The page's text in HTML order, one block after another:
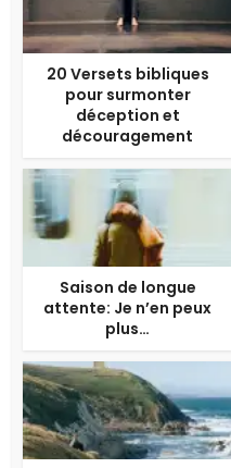
20 Versets bibliques
pour surmonter
déception et
découragement
Saison de longue
attente: Je n’en peux
plus…